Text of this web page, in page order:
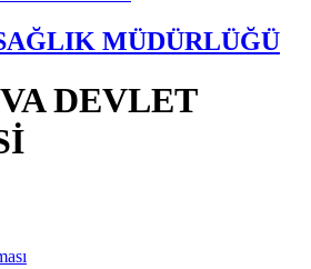
MÜDÜRLÜĞÜ
DEVLET